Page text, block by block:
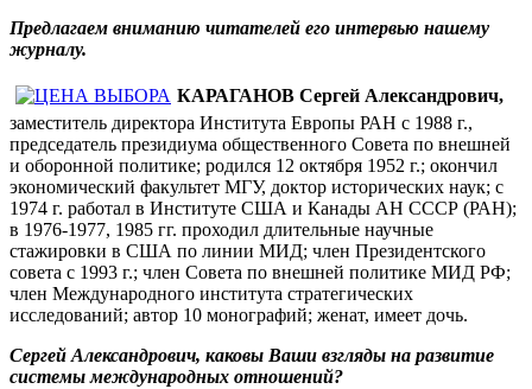
Предлагаем вниманию читателей его интервью нашему
журналу.
КАРАГАНОВ Сергей Александрович,
заместитель директора Института Европы РАН с 1988 г.,
председатель президиума общественного Совета по внешней
и оборонной политике; родился 12 октября 1952 г.; окончил
экономический факультет МГУ, доктор исторических наук; с
1974 г. работал в Институте США и Канады АН СССР (РАН);
в 1976-1977, 1985 гг. проходил длительные научные
стажировки в США по линии МИД; член Президентского
совета с 1993 г.; член Совета по внешней политике МИД РФ;
член Международного института стратегических
исследований; автор 10 монографий; женат, имеет дочь.
Сергей Александрович, каковы Ваши взгляды на развитие
системы международных отношений?